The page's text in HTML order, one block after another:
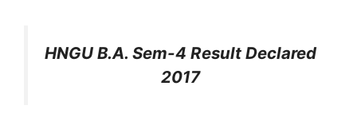
HNGU B.A. Sem-4 Result Declared
2017